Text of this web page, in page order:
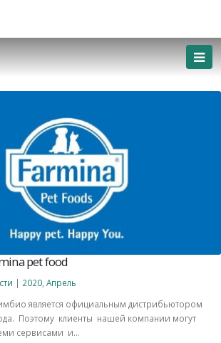
pet food
| 2020 Апрель
является официальным дистрибьютором
Поэтому клиенты нашей компании могут
сервисами и...